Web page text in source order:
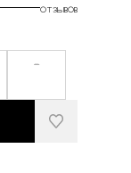
отзывов
-